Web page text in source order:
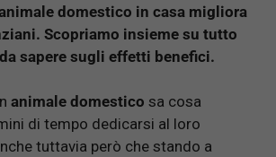
domestico in casa migliora
Scopriamo insieme su tutto
sapere sugli effetti benefici.
animale domestico sa cosa
di tempo dedicarsi al loro
tuttavia però che stando a